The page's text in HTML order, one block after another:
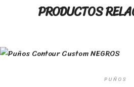
PRODUCTOS
PUÑOS